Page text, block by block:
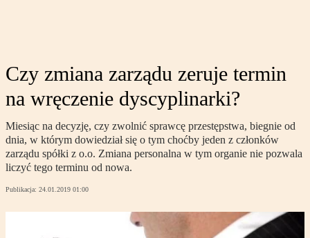
Czy zmiana zarządu zeruje termin
na wręczenie dyscyplinarki?
Miesiąc na decyzję, czy zwolnić sprawcę przestępstwa, biegnie od
dnia, w którym dowiedział się o tym choćby jeden z członków
zarządu spółki z o.o. Zmiana personalna w tym organie nie pozwala
liczyć tego terminu od nowa.
Publikacja: 24.01.2019 01:00